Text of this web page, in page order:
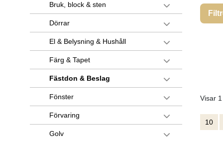
Bruk, block & sten
Dörrar
El & Belysning & Hushåll
Färg & Tapet
Fästdon & Beslag
Fönster
Förvaring
Golv
Visar
10